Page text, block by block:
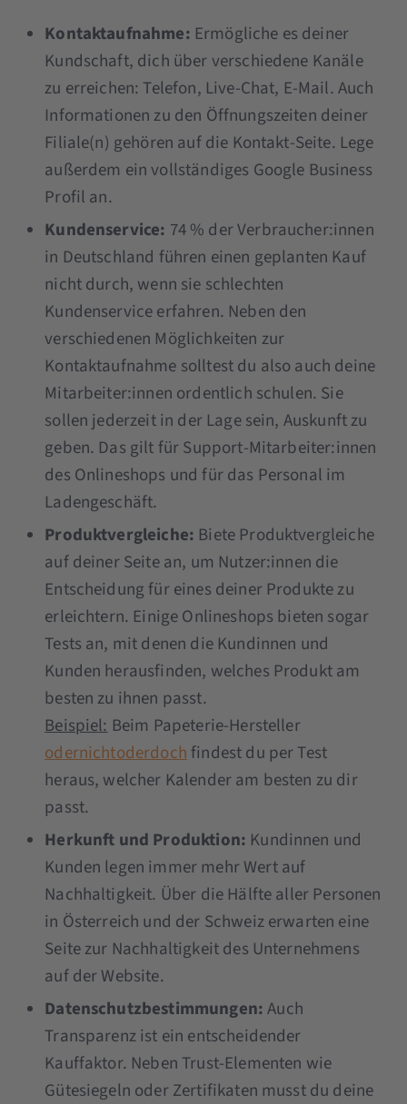
Kontaktaufnahme: Ermögliche es deiner
Kundschaft, dich über verschiedene Kanäle
zu erreichen: Telefon, Live-Chat, E-Mail. Auch
Informationen zu den Öffnungszeiten deiner
Filiale(n) gehören auf die Kontakt-Seite. Lege
außerdem ein vollständiges Google Business
Profil an.
Kundenservice: 74 % der Verbraucher:innen
in Deutschland führen einen geplanten Kauf
nicht durch, wenn sie schlechten
Kundenservice erfahren. Neben den
verschiedenen Möglichkeiten zur
Kontaktaufnahme solltest du also auch deine
Mitarbeiter:innen ordentlich schulen. Sie
sollen jederzeit in der Lage sein, Auskunft zu
geben. Das gilt für Support-Mitarbeiter:innen
des Onlineshops und für das Personal im
Ladengeschäft.
Produktvergleiche: Biete Produktvergleiche
auf deiner Seite an, um Nutzer:innen die
Entscheidung für eines deiner Produkte zu
erleichtern. Einige Onlineshops bieten sogar
Tests an, mit denen die Kundinnen und
Kunden herausfinden, welches Produkt am
besten zu ihnen passt.
Beispiel:Beim Papeterie-Hersteller
odernichtoderdochfindest du per Test
heraus, welcher Kalender am besten zu dir
passt.
Herkunft und Produktion: Kundinnen und
Kunden legen immer mehr Wert auf
Nachhaltigkeit. Über die Hälfte aller Personen
in Österreich und der Schweiz erwarten eine
Seite zur Nachhaltigkeit des Unternehmens
auf der Website.
Datenschutzbestimmungen:Auch
Transparenz ist ein entscheidender
Kauffaktor. Neben Trust-Elementen wie
Gütesiegeln oder Zertifikaten musst du deine